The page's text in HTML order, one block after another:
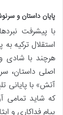
پایان داستان و
با پیشرفت
استقلال ترکیه
هرچند با شادی
اصلی داستان،
آتش» با پایانی
که شاید تمامی
پیام فداکاری و